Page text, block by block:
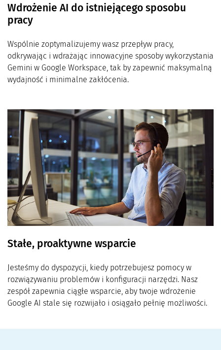
Wdrożenie AI do istniejącego sposobu
pracy
Wspólnie zoptymalizujemy wasz przepływ pracy,
odkrywając i wdrażając innowacyjne sposoby wykorzystania
Gemini w Google Workspace, tak by zapewnić maksymalną
wydajność i minimalne zakłócenia.
Stałe, proaktywne wsparcie
Jesteśmy do dyspozycji, kiedy potrzebujesz pomocy w
rozwiązywaniu problemów i konfiguracji narzędzi. Nasz
zespół zapewnia ciągłe wsparcie, aby twoje wdrożenie
Google AI stale się rozwijało i osiągało pełnię możliwości.